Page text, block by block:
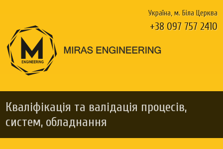
Україна, м. Біла Церква
+38 097 757 2410
Кваліфікація та валідація процесів,
систем, обладнання